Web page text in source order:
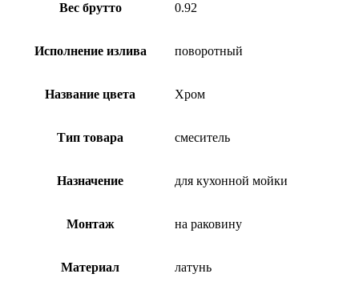
Вес брутто 0.92
Исполнение излива поворотный
Название цвета Хром
Тип товара смеситель
Назначение для кухонной мойки
Монтаж на раковину
Материал латунь